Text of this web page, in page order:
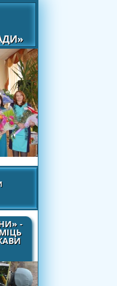
-